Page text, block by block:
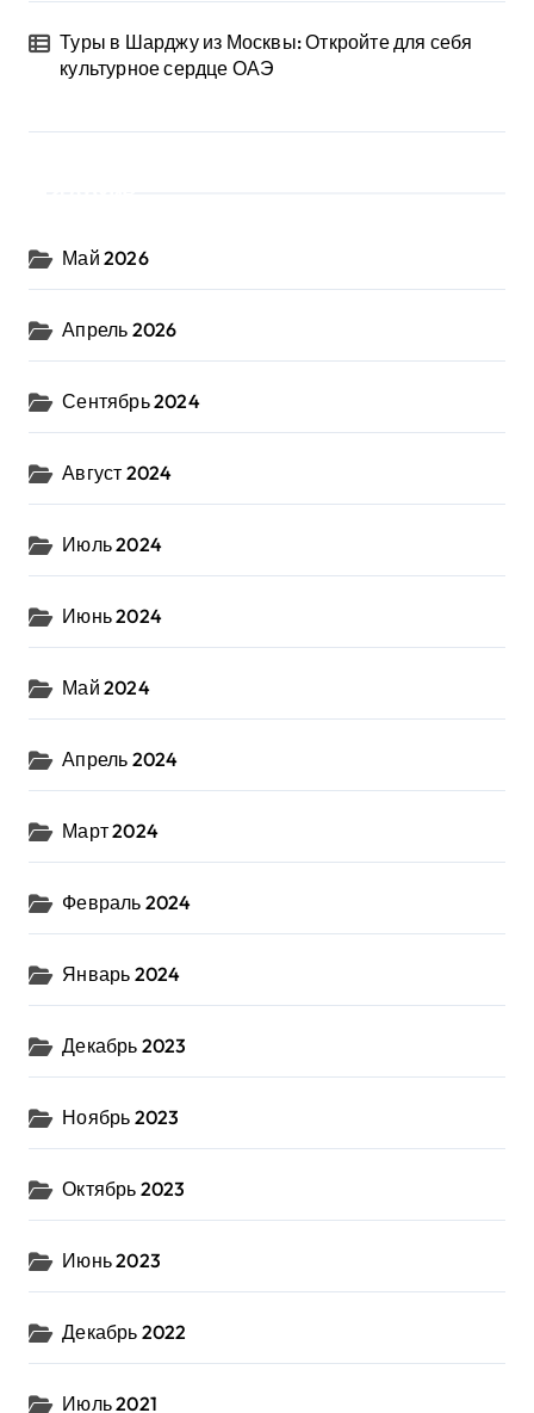
Туры в Шарджу из Москвы: Откройте для себя
культурное сердце ОАЭ
Май 2026
Апрель 2026
Сентябрь 2024
Август 2024
Июль 2024
Июнь 2024
Май 2024
Апрель 2024
Март 2024
Февраль 2024
Январь 2024
Декабрь 2023
Ноябрь 2023
Октябрь 2023
Июнь 2023
Декабрь 2022
Июль 2021